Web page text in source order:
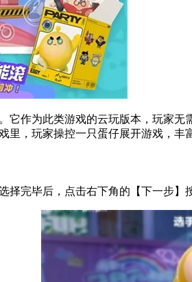
它作为此类游戏的云玩版本，玩家
，玩家操控一只蛋仔展开游戏，丰
择完毕后，点击右下角的【下一步】